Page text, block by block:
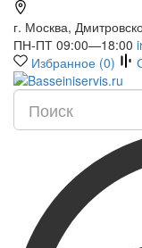
г. Москва,
ПН-ПТ 09:00—18:00
Избранное (0)